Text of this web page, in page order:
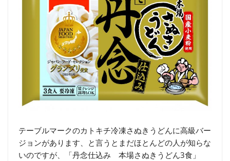
テーブルマークのカトキチ冷凍さぬきうどんに高級バー
ジョンがあります、と言うとまだほとんどの人が知らな
いのですが、「丹念仕込み 本場さぬきうどん3食」